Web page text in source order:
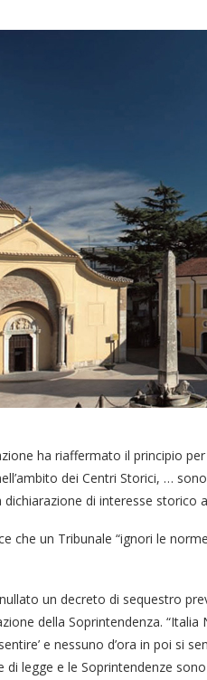
ha riaffermato il principio per
dei Centri Storici, …
dichiarazione di interesse storico
che un Tribunale “ignori le
un decreto di sequestro
della Soprintendenza. “Italia
e nessuno d’ora in poi si
legge e le Soprintendenze